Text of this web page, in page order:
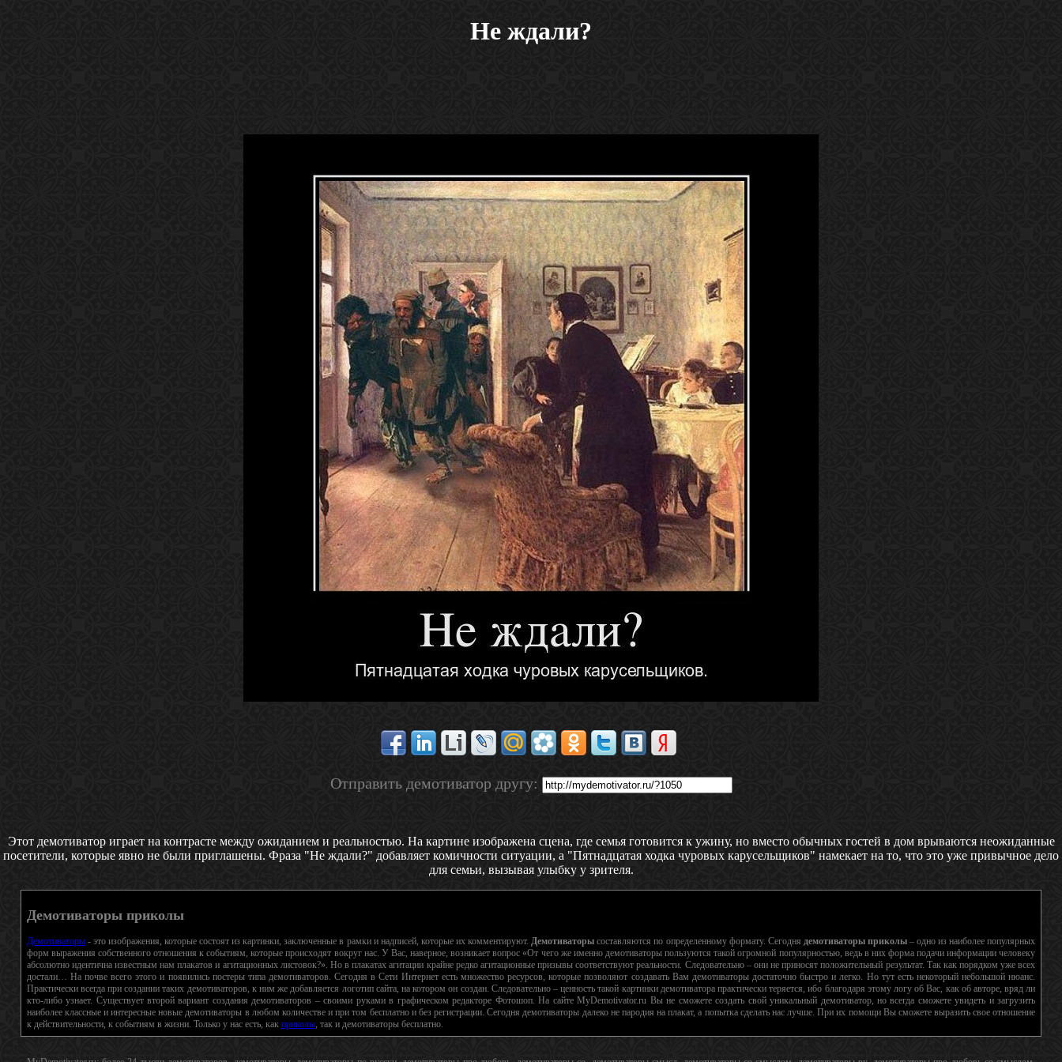
Не ждали?
Отправить демотиватор другу:
Этот демотиватор играет на контрасте между ожиданием и реальностью. На картине изображена сцена, где семья готовится к ужину, но вместо обычных гостей в дом врываются неожиданные
посетители, которые явно не были приглашены. Фраза "Не ждали?" добавляет комичности ситуации, а "Пятнадцатая ходка чуровых карусельщиков" намекает на то, что это уже привычное дело
для семьи, вызывая улыбку у зрителя.
Демотиваторы приколы
Демотиваторы- это изображения, которые состоят из картинки, заключенные в рамки и надписей, которые их комментируют.Демотиваторы составляются по определенному формату. Сегодня демотиваторы приколы– одно из наиболее популярных
форм выражения собственного отношения к событиям, которые происходят вокруг нас. У Вас, наверное, возникает вопрос «От чего же именно демотиваторы пользуются такой огромной популярностью, ведь в них форма подачи информации человеку
абсолютно идентична известным нам плакатов и агитационных листовок?». Но в плакатах агитации крайне редко агитационные призывы соответствуют реальности. Следовательно – они не приносят положительный результат. Так как порядком уже всех
достали… На почве всего этого и появились постеры типа демотиваторов. Сегодня в Сети Интернет есть множество ресурсов, которые позволяют создавать Вам демотиваторы достаточно быстро и легко. Но тут есть некоторый небольшой нюанс.
Практически всегда при создании таких демотиваторов, к ним же добавляется логотип сайта, на котором он создан. Следовательно – ценность такой картинки демотиватора практически теряется, ибо благодаря этому логу об Вас, как об авторе, вряд ли
кто-либо узнает. Существует второй вариант создания демотиваторов – своими руками в графическом редакторе Фотошоп. На сайте MyDemotivator.ru Вы не сможете создать свой уникальный демотиватор, но всегда сможете увидеть и загрузить
наиболее классные и интересные новые демотиваторы в любом количестве и при том бесплатно и без регистрации. Сегодня демотиваторы далеко не пародия на плакат, а попытка сделать нас лучше. При их помощи Вы сможете выразить свое отношение
к действительности, к событиям в жизни. Только у нас есть, как приколы, так и демотиваторы бесплатно.